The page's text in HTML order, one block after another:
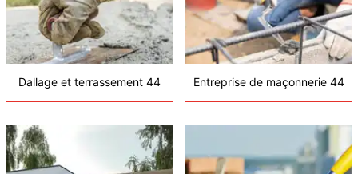
Dallage et terrassement 44 Entreprise de maçonnerie 44